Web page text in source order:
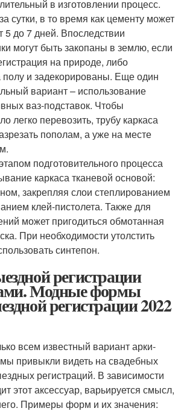
в изготовлении процесс.
сутки, в то время как цементу может
5 до 7 дней. Впоследствии
могут быть закопаны в землю, если
на природе, либо
и задекорированы. Еще один
вариант – использование
ваз-подставок. Чтобы
легко перевозить, трубу каркаса
пополам, а уже на месте
подготовительного процесса
каркаса тканевой основой:
закрепляя слои степлированием
клей-пистолета. Также для
может пригодиться обмотанная
При необходимости утолстить
синтепон.
регистрации
Модные формы
регистрации 2022
всем известный вариант арки-
привыкли видеть на свадебных
регистраций. В зависимости
этот аксессуар, варьируется смысл,
Примеры форм и их значения: